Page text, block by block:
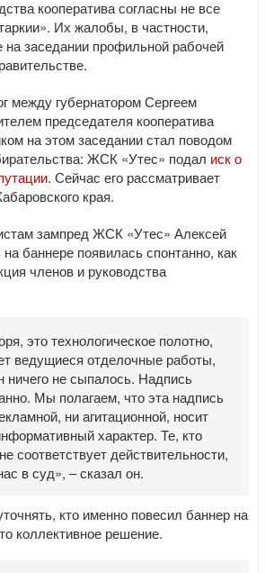
кооператива согласны не все
Их жалобы, в частности,
на заседании профильной рабочей
между губернатором Сергеем
председателя кооператива
на этом заседании стал поводом
ЖСК «Утес» подал иск о
. Сейчас его рассматривает
края.
зампред ЖСК «Утес» Алексей
баннере появилась спонтанно, как
членов и руководства
это технологическое полотно,
ведущиеся отделочные работы,
ничего не сыпалось. Надпись
Мы полагаем, что эта надпись
ни агитационной, носит
характер. Те, кто
соответствует действительности,
в суд», – сказал он.
кто именно повесил баннер на
коллективное решение.